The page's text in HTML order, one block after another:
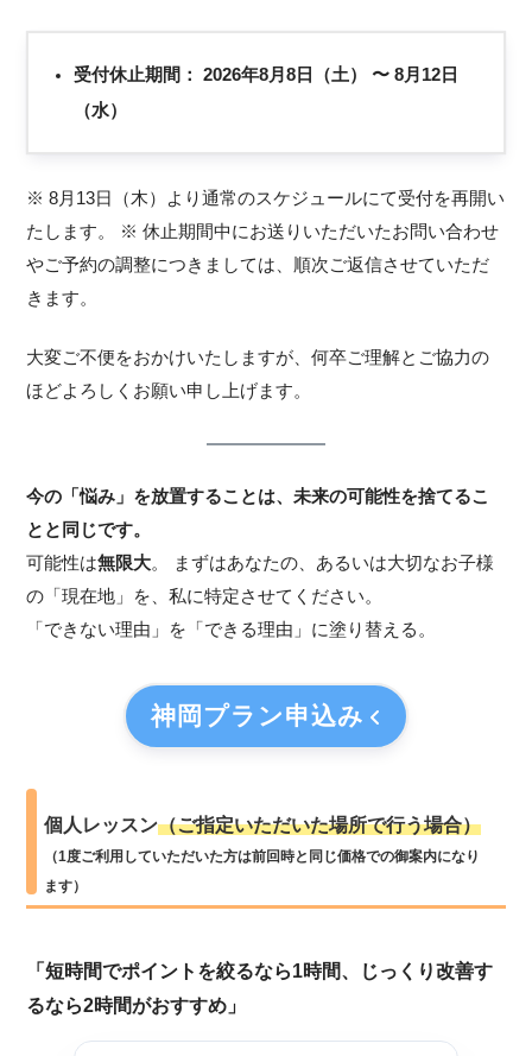
受付休止期間：
2026年8月8日（土） 〜 8月12日
（水）
※ 8月13日（木）より通常のスケジュールにて受付を再開い
たします。 ※ 休止期間中にお送りいただいたお問い合わせ
やご予約の調整につきましては、順次ご返信させていただ
きます。
大変ご不便をおかけいたしますが、何卒ご理解とご協力の
ほどよろしくお願い申し上げます。
今の「悩み」を放置することは、未来の可能性を捨てるこ
とと同じです。
可能性は無限大。 まずはあなたの、あるいは大切なお子様
の「現在地」を、私に特定させてください。
「できない理由」を「できる理由」に塗り替える。
神岡プラン申込み
個人レッスン（ご指定いただいた場所で行う場合）
（1度ご利用していただいた方は前回時と同じ価格での御案内になり
ます）
「短時間でポイントを絞るなら1時間、じっくり改善す
るなら2時間がおすすめ」